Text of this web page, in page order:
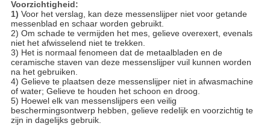
Voorzichtigheid:
1) Voor het verslag, kan deze messenslijper niet voor getande
messenblad en schaar worden gebruikt.
2) Om schade te vermijden het mes, gelieve overexert, evenals
niet het afwisselend niet te trekken.
3) Het is normaal fenomeen dat de metaalbladen en de
ceramische staven van deze messenslijper vuil kunnen worden
na het gebruiken.
4) Gelieve te plaatsen deze messenslijper niet in afwasmachine
of water; Gelieve te houden het schoon en droog.
5) Hoewel elk van messenslijpers een veilig
beschermingsontwerp hebben, gelieve redelijk en voorzichtig te
zijn in dagelijks gebruik.